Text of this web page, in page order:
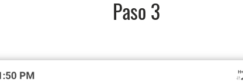
Paso 3